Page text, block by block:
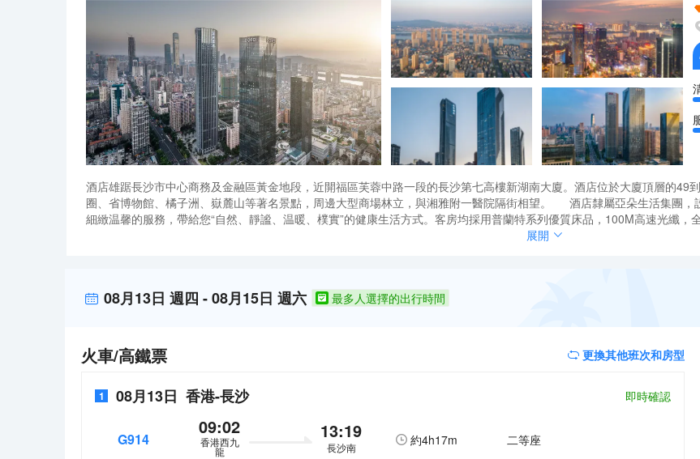
酒店雄踞長沙市中心商務及金融區黃金地段，近開福區芙蓉中路一段的長沙第七高樓新湖南大廈。酒店位於大廈頂層的49
圈、省博物館、橘子洲、嶽麓山等著名景點，周邊大型商場林立，與湘雅附一醫院隔街相望。 酒店隸屬亞朵生活集團，
細緻温馨的服務，帶給您“自然、靜謐、温暖、樸實”的健康生活方式。客房均採用普蘭特系列優質床品，100M高速光纖
酒店雄踞長沙市中心商務及金融區黃金地段，近開福區芙蓉中路一段的長沙第七高樓新湖南大廈。酒店位於大廈頂層的49
展開
08月13日 週四 -08月15日 週六 最多人選擇的出行時間
火車/高鐵票 更換其他班次和房型
1 08月13日 香港-長沙 即時確認
G914
09:02
香港西九
龍
13:19
長沙南 約4h17m 二等座